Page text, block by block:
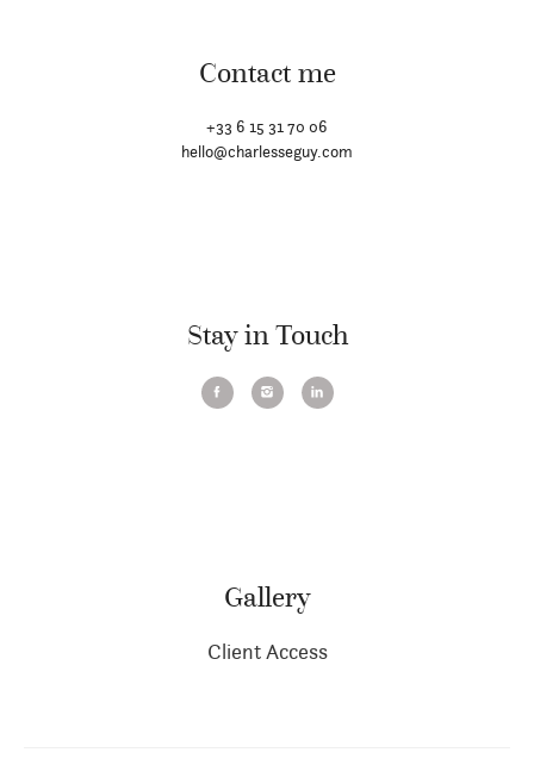
Contact me
+33 6 15 31 70 06
hello@charlesseguy.com
Stay in Touch
Gallery
Client Access